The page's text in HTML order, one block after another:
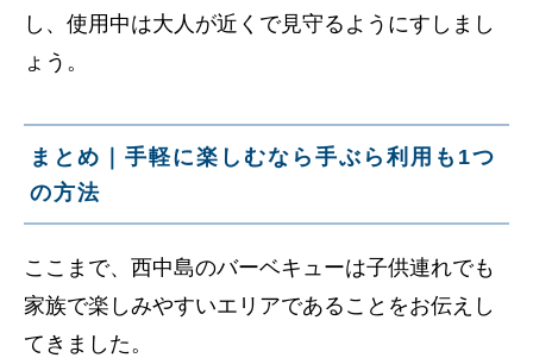
し、使用中は大人が近くで見守るようにすしまし
ょう。
まとめ｜手軽に楽しむなら手ぶら利用も1つ
の方法
ここまで、西中島のバーベキューは子供連れでも
家族で楽しみやすいエリアであることをお伝えし
てきました。